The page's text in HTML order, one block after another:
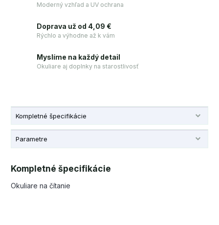
Moderný vzhľad a UV ochrana
Doprava už od 4,09 €
Rýchlo a výhodne až k vám
Myslíme na každý detail
Okuliare aj doplnky na starostlivosť
Kompletné špecifikácie
Parametre
Kompletné špecifikácie
Okuliare na čítanie